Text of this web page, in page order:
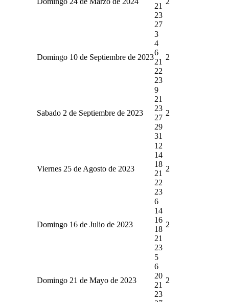
21
23
27
Domingo 10 de Septiembre de 2023
3
4
6
21
22
23
2
Sabado 2 de Septiembre de 2023
9
21
23
27
29
31
2
Viernes 25 de Agosto de 2023
12
14
18
21
22
23
2
Domingo 16 de Julio de 2023
6
14
16
18
21
23
2
Domingo 21 de Mayo de 2023
5
6
20
21
23
2